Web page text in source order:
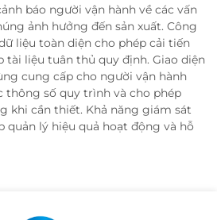
báo người vận hành về các vấn
ảnh hưởng đến sản xuất. Công
liệu toàn diện cho phép cải tiến
tài liệu tuân thủ quy định. Giao diện
cung cấp cho người vận hành
thông số quy trình và cho phép
khi cần thiết. Khả năng giám sát
quản lý hiệu quả hoạt động và hỗ